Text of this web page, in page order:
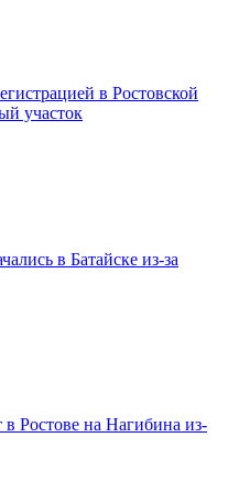
в Ростовской
участок
в Батайске из-за
Ростове на Нагибина из-